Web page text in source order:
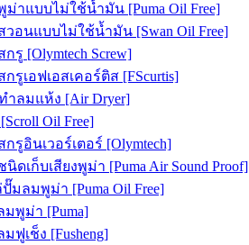
าแบบไม่ใช้น้ำมัน [Puma Oil Free]
อนแบบไม่ใช้น้ำมัน [Swan Oil Free]
รู [Olymtech Screw]
รูเอฟเอสเคอร์ติส [FScurtis]
ำลมแห้ง [Air Dryer]
Oil Free]
รูอินเวอร์เตอร์ [Olymtech]
ดเก็บเสียงพูม่า [Puma Air Sound Proof]
มลมพูม่า [Puma Oil Free]
พูม่า [Puma]
ฟูเช็ง [Fusheng]